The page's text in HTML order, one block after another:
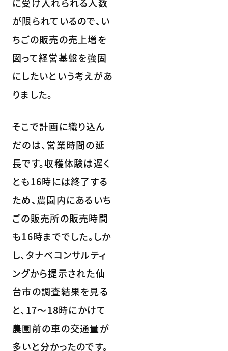
が限られているので、い
ちごの販売の売上増を
図って経営基盤を強固
にしたいという考えがあ
りました。
そこで計画に織り込ん
だのは、営業時間の延
長です。収穫体験は遅く
とも16時には終了する
ため、農園内にあるいち
ごの販売所の販売時間
も16時まででした。しか
し、タナベコンサルティ
ングから提示された仙
台市の調査結果を見る
と、17～18時にかけて
農園前の車の交通量が
多いと分かったのです。